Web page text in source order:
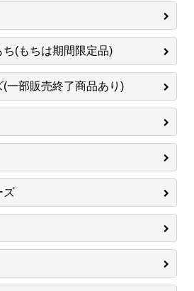
(もちは期間限定品)
一部販売終了商品あり)
ズ